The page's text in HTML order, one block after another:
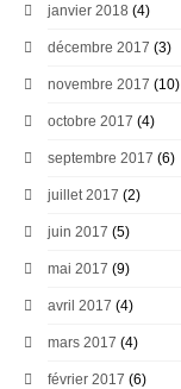
janvier 2018 (4)
décembre 2017 (3)
novembre 2017 (10)
octobre 2017 (4)
septembre 2017 (6)
juillet 2017 (2)
juin 2017 (5)
mai 2017 (9)
avril 2017 (4)
mars 2017 (4)
février 2017 (6)